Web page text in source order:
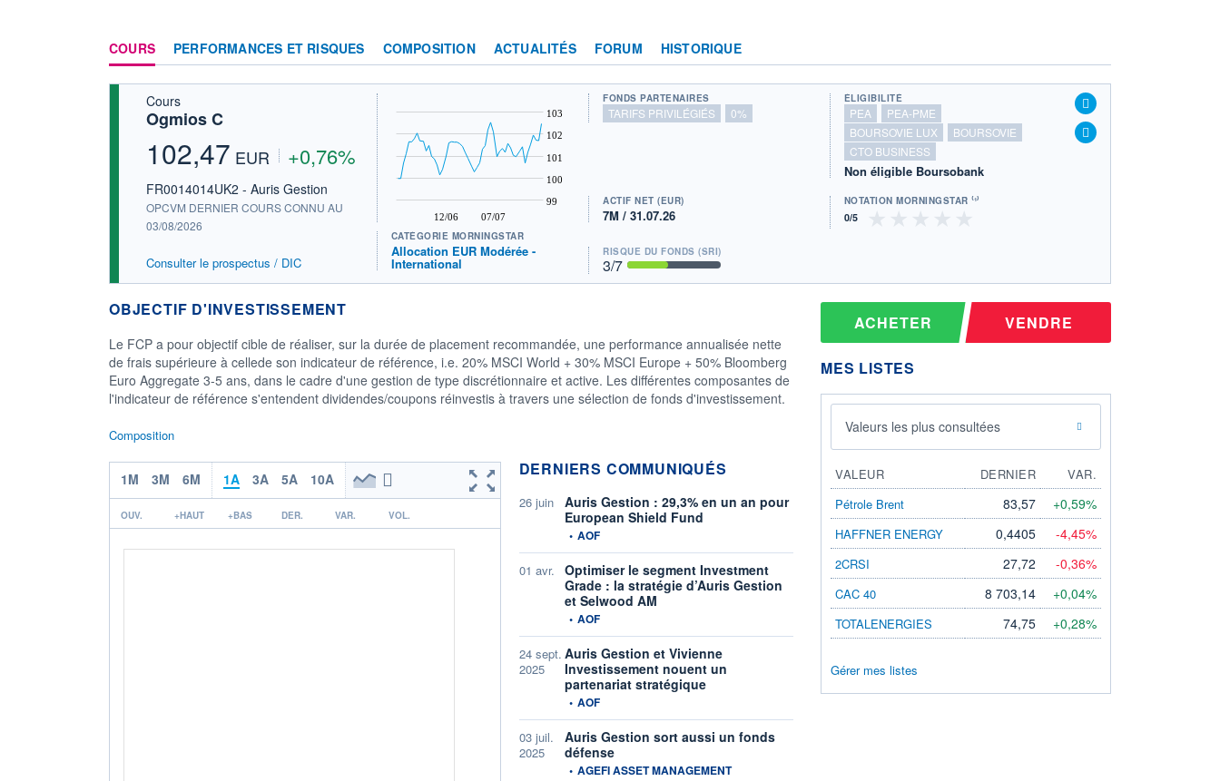
COURS PERFORMANCES ET RISQUES COMPOSITION ACTUALITÉS FORUM HISTORIQUE
Cours
Ogmios C
102,47 EUR +0,76%
FR0014014UK2 - Auris Gestion
OPCVM DERNIER COURS CONNU AU
03/08/2026
Consulter le prospectus / DIC
12/06 07/07
99
100
101
102
103
CATÉGORIE MORNINGSTAR
Allocation EUR Modérée -
International
FONDS PARTENAIRES
TARIFS PRIVILÉGIÉS 0%
ÉLIGIBILITÉ
PEA
PEA-PME
BOURSOVIE LUX
BOURSOVIE
CTO BUSINESS
Non éligible Boursobank
ACTIF NET (EUR)
7M / 31.07.26
NOTATION MORNINGSTAR ⁽¹⁾
RISQUE DU FONDS (SRI)
3/7
OBJECTIF D'INVESTISSEMENT
Le FCP a pour objectif cible de réaliser, sur la durée de placement recommandée, une performance annualisée nette
de frais supérieure à cellede son indicateur de référence, i.e. 20% MSCI World + 30% MSCI Europe + 50% Bloomberg
Euro Aggregate 3-5 ans, dans le cadre d'une gestion de type discrétionnaire et active. Les différentes composantes de
l'indicateur de référence s'entendent dividendes/coupons réinvestis à travers une sélection de fonds d'investissement.
Composition
1M 3M 6M 1A 3A 5A 10A
OUV. +HAUT +BAS DER. VAR. VOL.
DERNIERS COMMUNIQUÉS
26 juin
Auris Gestion : 29,3% en un an pour
European Shield Fund
information fournie par
• AOF
01 avr.
Optimiser le segment Investment
Grade : la stratégie d’Auris Gestion
et Selwood AM
information fournie par
• AOF
24 sept.
2025
Auris Gestion et Vivienne
Investissement nouent un
partenariat stratégique
information fournie par
• AOF
03 juil.
2025
Auris Gestion sort aussi un fonds
défense
information fournie par
• AGEFI ASSET MANAGEMENT
ACHETER VENDRE
MES LISTES
Valeurs les plus consultées
VALEUR DERNIER
VAR.
Pétrole Brent
83,57 +0,59%
HAFFNER ENERGY 0,4405 -4,45%
2CRSI 27,72 -0,36%
CAC 40 8 703,14 +0,04%
TOTALENERGIES 74,75 +0,28%
Gérer mes listes